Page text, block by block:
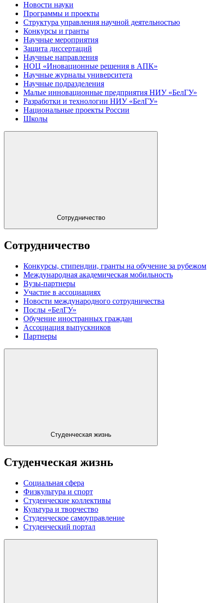
Новости науки
Программы и проекты
Структура управления научной деятельностью
Конкурсы и гранты
Научные мероприятия
Защита диссертаций
Научные направления
НОЦ «Иновационные решения в АПК»
Научные журналы университета
Научные подразделения
Малые инновационные предприятия НИУ «БелГУ»
Разработки и технологии НИУ «БелГУ»
Национальные проекты России
Школы
Сотрудничество
Сотрудничество
Конкурсы, стипендии, гранты на обучение за рубежом
Международная академическая мобильность
Вузы-партнеры
Участие в ассоциациях
Новости международного сотрудничества
Послы «БелГУ»
Обучение иностранных граждан
Ассоциация выпускников
Партнеры
Студенческая жизнь
Студенческая жизнь
Социальная сфера
Физкультура и спорт
Студенческие коллективы
Культура и творчество
Студенческое самоуправление
Студенческий портал